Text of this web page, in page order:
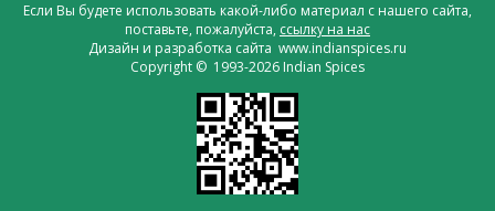
Если Вы будете использовать какой-либо материал с нашего сайта,
поставьте, пожалуйста, ссылку на нас
Дизайн и разработка сайта www.indianspices.ru
Copyright © 1993-2026 Indian Spices